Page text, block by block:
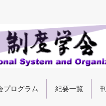
プログラム 紀要一覧